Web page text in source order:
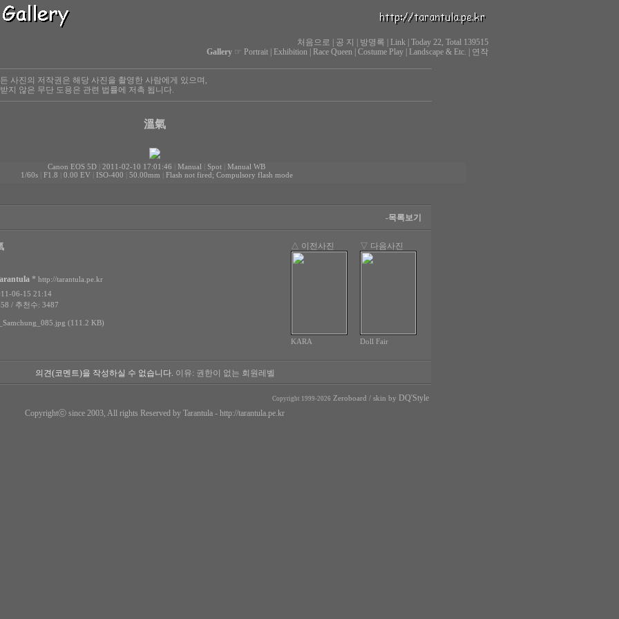
처음으로 공 지 방명록 Link Today 22, Total 139515
Gallery ☞ Portrait Exhibition Race Queen Costume Play Landscape & Etc. 연작
사진의 저작권은 해당 사진을 촬영한 사람에게 있으며,
지 않은 무단 도용은 관련 법률에 저촉 됩니다.
溫氣
Canon EOS 5D 2011-02-10 17:01:46 Manual Spot
Manual WB
1/60s| F1.8 0.00 EV| ISO-400 50.00mm Flash not fired; Compulsory flash mode
-목록보기
* http://tarantula.pe.kr
06-15 21:14
/ 추천수: 3487
(111.2 KB)
△ 이전사진
KARA
▽ 다음사진
Doll Fair
의견(코멘트)을 작성하실 수 없습니다. 이유: 권한이 없는 회원레벨
Copyright 1999-2026 Zeroboard / skin by
DQ'Style
Copyrightⓒ since 2003, All rights Reserved by Tarantula - http://tarantula.pe.kr